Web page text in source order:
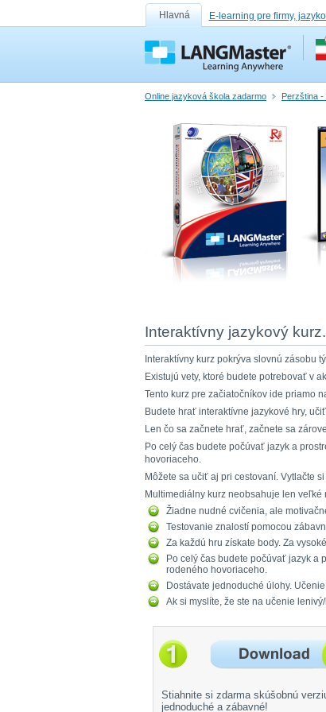
Hlavná E-learning pre firmy,
Online jazyková škola zadarmo Perzština
Interaktívny jazykový
Interaktívny kurz pokrýva slovnú zásobu
Existujú vety, ktoré budete potrebovať v
Tento kurz pre začiatočníkov ide priamo
Budete hrať interaktívne jazykové hry,
Len čo sa začnete hrať, začnete sa
Po celý čas budete počúvať jazyk a
hovoriaceho.
Môžete sa učiť aj pri cestovaní. Vytlačte
Multimediálny kurz neobsahuje len
Žiadne nudné cvičenia, ale
Testovanie znalostí pomocou
Za každú hru získate body. Za
Po celý čas budete počúvať jazyk a
rodeného hovoriaceho.
Dostávate jednoduché úlohy.
Ak si myslíte, že ste na učenie
Stiahnite si zdarma skúšobnú
jednoduché a zábavné!